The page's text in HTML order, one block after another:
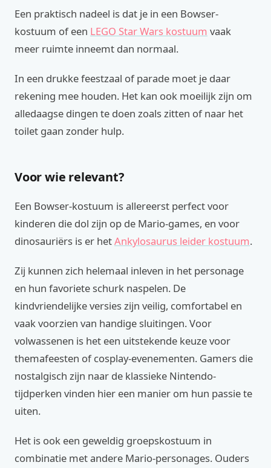
Een praktisch nadeel is dat je in een Bowser-
kostuum of een LEGO Star Wars kostuum vaak
meer ruimte inneemt dan normaal.
In een drukke feestzaal of parade moet je daar
rekening mee houden. Het kan ook moeilijk zijn om
alledaagse dingen te doen zoals zitten of naar het
toilet gaan zonder hulp.
Voor wie relevant?
Een Bowser-kostuum is allereerst perfect voor
kinderen die dol zijn op de Mario-games, en voor
dinosauriërs is er hetAnkylosaurus leider kostuum.
Zij kunnen zich helemaal inleven in het personage
en hun favoriete schurk naspelen. De
kindvriendelijke versies zijn veilig, comfortabel en
vaak voorzien van handige sluitingen. Voor
volwassenen is het een uitstekende keuze voor
themafeesten of cosplay-evenementen. Gamers die
nostalgisch zijn naar de klassieke Nintendo-
tijdperken vinden hier een manier om hun passie te
uiten.
Het is ook een geweldig groepskostuum in
combinatie met andere Mario-personages. Ouders